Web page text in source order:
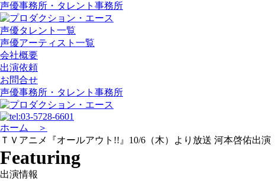
声優事務所・タレント事務所
声優タレント一覧
声優アーティスト一覧
会社概要
出演依頼
お問合せ
声優事務所・タレント事務所
ホーム ＞
ＴＶアニメ『オールアウト!!』10/6（木）より放送 河本啓佑出演
Featuring
出演情報